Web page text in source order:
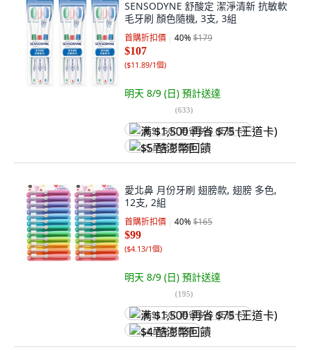
SENSODYNE 舒酸定 潔淨清新 抗敏軟
毛牙刷 顏色隨機, 3支, 3組
首購折扣價 40%$179
$107
($11.89/1個)
明天 8/9 (日) 預計送達
(633)
满 $1,500 再省 $75 (王道卡)
$5 酷澎幣回饋
愛北鼻 月份牙刷 翅膀款, 翅膀 多色,
12支, 2組
首購折扣價 40%$165
$99
($4.13/1個)
明天 8/9 (日) 預計送達
(195)
满 $1,500 再省 $75 (王道卡)
$4 酷澎幣回饋